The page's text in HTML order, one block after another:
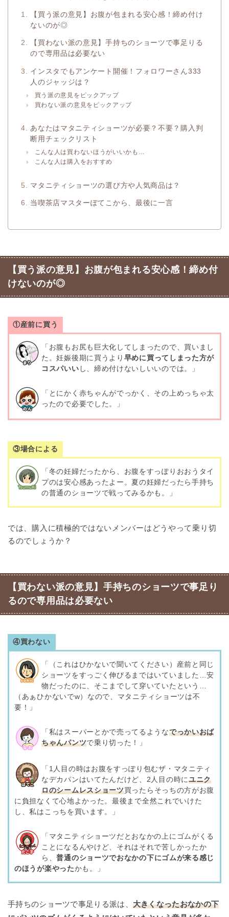
【買う派の意見】お腹が包まれる安心感！締め付け
ないのが◎
【買わない派の意見】手持ちのショーツで事足りる
ので専用品は必要ない
インスタでもアンケート開催！フォロワーさん333
人のジャッジは？
買う派の意見をピックアップ
買わない派の意見をピックアップ
あなたはマタニティショーツが必要？不要？購入判
断用チェックリスト
こんな人は買わないほうがいいかも…
こんな人は購入をおすすめ
マタニティショーツの選び方や人気商品は？
当喫茶店マスターぽてこから、最後に一言
【買う派の意見】お腹が包まれる安心感！締め付
けないのが◎
①産前に買う
「お腹もお尻も巨大化してしまったので、買いまし
た。妊娠後期に買うより 早めに買ってしまった方が
コスパいい し、締め付けないしいいのでは。」
「とにかく赤ちゃんがでっかく、その上めっちゃ太
ったので必要でした。」
③場合による
「冬の妊婦だったから、お腹をすっぽりおおうタイ
プのは安心感あったよー。夏の妊婦だったら手持ち
の普通のショーツで戦ってみるかも。」
では、購入に積極的ではないメンバーはどうやって乗り切
るのでしょうか？
【買わない派の意見】手持ちのショーツで事足り
るので専用品は必要ない
④買わない
「（これはひかないで聞いてください）産前と同じ
ショーツをすっごく伸びるまではいていました…安
物だったのに、そこまでして穿いていたという…
（あぁひかないでw）なので、マタニティショーツは不
要！」
「私はスーパーとかで売ってるようなでっかいおば
ちゃんパンツで乗り切った！」
「1人目の時はお腹をすっぽり包むザ・マタニティ
なデカパンはいてたんだけど、2人目の時にユニク
ロのシームレスショーツ買ったらそっちの方がお腹
に負担なくて心地よかった。最後まで全然これでいけた
し、私はこっちを買います。」
「マタニティショーツだとおなかの上にゴムがくる
ことになるんやけど、それはそれで苦しかったか
ら、普通のショーツでおなかの下にゴムが来る感じ
のほうが楽やったかも。」
手持ちのショーツで事足りる派は、 大きくなったおなかの下